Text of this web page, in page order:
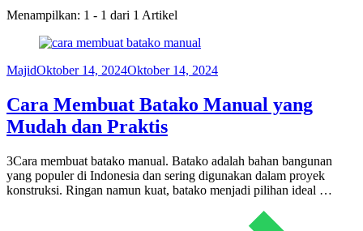
Menampilkan: 1 - 1 dari 1 Artikel
MajidOktober 14, 2024Oktober 14, 2024
Cara Membuat Batako Manual yang
Mudah dan Praktis
3Cara membuat batako manual. Batako adalah bahan bangunan
yang populer di Indonesia dan sering digunakan dalam proyek
konstruksi. Ringan namun kuat, batako menjadi pilihan ideal …